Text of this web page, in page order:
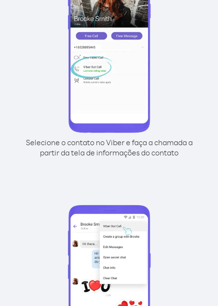
Selecione o contato no Viber e faça a chamada a
partir da tela de informações do contato